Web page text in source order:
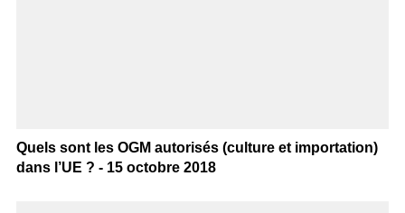
Quels sont les OGM autorisés (culture et importation)
dans l’UE ? - 15 octobre 2018